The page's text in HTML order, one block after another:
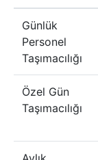
Günlük
Personel
Taşımacılığı
Özel Gün
Taşımacılığı